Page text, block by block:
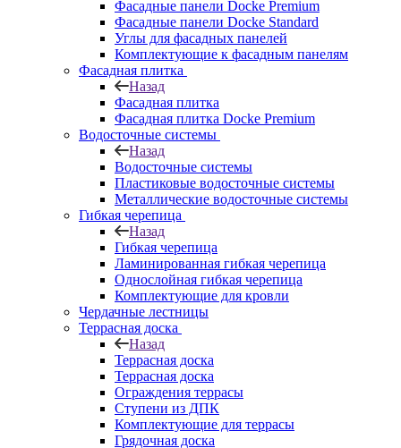
Фасадные панели Docke Premium
Фасадные панели Docke Standard
Углы для фасадных панелей
Комплектующие к фасадным панелям
Фасадная плитка
Назад
Фасадная плитка
Фасадная плитка Docke Premium
Водосточные системы
Назад
Водосточные системы
Пластиковые водосточные системы
Металлические водосточные системы
Гибкая черепица
Назад
Гибкая черепица
Ламинированная гибкая черепица
Однослойная гибкая черепица
Комплектующие для кровли
Чердачные лестницы
Террасная доска
Назад
Террасная доска
Террасная доска
Ограждения террасы
Ступени из ДПК
Комплектующие для террасы
Грядочная доска